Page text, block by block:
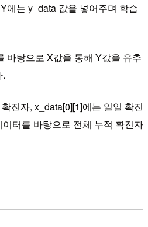
에는 y_data 값을 넣어주며 학습
바탕으로 X값을 통해 Y값을 유추
.
진자, x_data[0][1]에는 일일 확진
터를 바탕으로 전체 누적 확진자